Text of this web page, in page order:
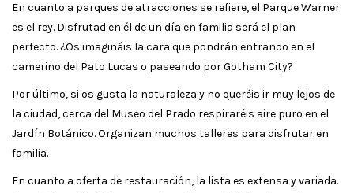
En cuanto a parques de atracciones se refiere, el Parque Warner
es el rey. Disfrutad en él de un día en familia será el plan
perfecto. ¿Os imagináis la cara que pondrán entrando en el
camerino del Pato Lucas o paseando por Gotham City?
Por último, si os gusta la naturaleza y no queréis ir muy lejos de
la ciudad, cerca del Museo del Prado respiraréis aire puro en el
Jardín Botánico. Organizan muchos talleres para disfrutar en
familia.
En cuanto a oferta de restauración, la lista es extensa y variada.